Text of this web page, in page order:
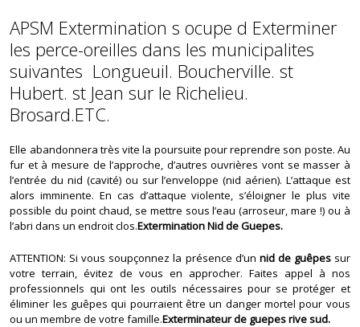
APSM Extermination s ocupe d Exterminer
les perce-oreilles dans les municipalites
suivantes Longueuil. Boucherville. st
Hubert. st Jean sur le Richelieu.
Brosard.ETC.
Elle abandonnera très vite la poursuite pour reprendre son poste. Au
fur et à mesure de l’approche, d’autres ouvrières vont se masser à
l’entrée du nid (cavité) ou sur l’enveloppe (nid aérien). L’attaque est
alors imminente. En cas d’attaque violente, s’éloigner le plus vite
possible du point chaud, se mettre sous l’eau (arroseur, mare !) ou à
l’abri dans un endroit clos.Extermination Nid de Guepes.
ATTENTION: Si vous soupçonnez la présence d’un nid de guêpessur
votre terrain, évitez de vous en approcher. Faites appel à nos
professionnels qui ont les outils nécessaires pour se protéger et
éliminer les guêpes qui pourraient être un danger mortel pour vous
ou un membre de votre famille.Exterminateur de guepes rive sud.